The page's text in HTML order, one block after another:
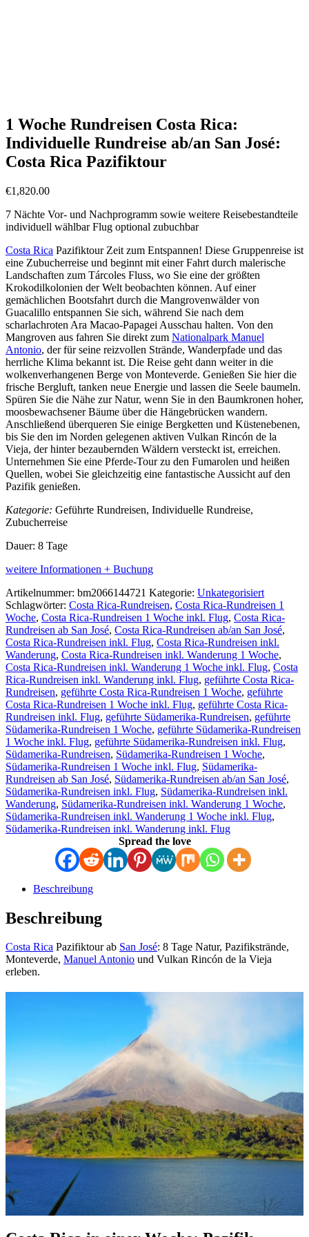
1 Woche Rundreisen Costa Rica:
Individuelle Rundreise ab/an San José:
Costa Rica Pazifiktour
€1,820.00
7 Nächte Vor- und Nachprogramm sowie weitere Reisebestandteile
individuell wählbar Flug optional zubuchbar
Costa Rica Pazifiktour Zeit zum Entspannen! Diese Gruppenreise ist
eine Zubucherreise und beginnt mit einer Fahrt durch malerische
Landschaften zum Tárcoles Fluss, wo Sie eine der größten
Krokodilkolonien der Welt beobachten können. Auf einer
gemächlichen Bootsfahrt durch die Mangrovenwälder von
Guacalillo entspannen Sie sich, während Sie nach dem
scharlachroten Ara Macao-Papagei Ausschau halten. Von den
Mangroven aus fahren Sie direkt zum Nationalpark Manuel
Antonio, der für seine reizvollen Strände, Wanderpfade und das
herrliche Klima bekannt ist. Die Reise geht dann weiter in die
wolkenverhangenen Berge von Monteverde. Genießen Sie hier die
frische Bergluft, tanken neue Energie und lassen die Seele baumeln.
Spüren Sie die Nähe zur Natur, wenn Sie in den Baumkronen hoher,
moosbewachsener Bäume über die Hängebrücken wandern.
Anschließend überqueren Sie einige Bergketten und Küstenebenen,
bis Sie den im Norden gelegenen aktiven Vulkan Rincón de la
Vieja, der hinter bezaubernden Wäldern versteckt ist, erreichen.
Unternehmen Sie eine Pferde-Tour zu den Fumarolen und heißen
Quellen, wobei Sie gleichzeitig eine fantastische Aussicht auf den
Pazifik genießen.
Kategorie: Geführte Rundreisen, Individuelle Rundreise,
Zubucherreise
Dauer: 8 Tage
weitere Informationen + Buchung
Artikelnummer: bm2066144721 Kategorie: Unkategorisiert
Schlagwörter: Costa Rica-Rundreisen, Costa Rica-Rundreisen 1
Woche, Costa Rica-Rundreisen 1 Woche inkl. Flug, Costa Rica-
Rundreisen ab San José, Costa Rica-Rundreisen ab/an San José,
Costa Rica-Rundreisen inkl. Flug, Costa Rica-Rundreisen inkl.
Wanderung, Costa Rica-Rundreisen inkl. Wanderung 1 Woche,
Costa Rica-Rundreisen inkl. Wanderung 1 Woche inkl. Flug, Costa
Rica-Rundreisen inkl. Wanderung inkl. Flug, geführte Costa Rica-
Rundreisen, geführte Costa Rica-Rundreisen 1 Woche, geführte
Costa Rica-Rundreisen 1 Woche inkl. Flug, geführte Costa Rica-
Rundreisen inkl. Flug, geführte Südamerika-Rundreisen, geführte
Südamerika-Rundreisen 1 Woche, geführte Südamerika-Rundreisen
1 Woche inkl. Flug, geführte Südamerika-Rundreisen inkl. Flug,
Südamerika-Rundreisen, Südamerika-Rundreisen 1 Woche,
Südamerika-Rundreisen 1 Woche inkl. Flug, Südamerika-
Rundreisen ab San José, Südamerika-Rundreisen ab/an San José,
Südamerika-Rundreisen inkl. Flug, Südamerika-Rundreisen inkl.
Wanderung, Südamerika-Rundreisen inkl. Wanderung 1 Woche,
Südamerika-Rundreisen inkl. Wanderung 1 Woche inkl. Flug,
Südamerika-Rundreisen inkl. Wanderung inkl. Flug
Spread the love
Beschreibung
Beschreibung
Costa Rica Pazifiktour ab San José: 8 Tage Natur, Pazifikstrände,
Monteverde, Manuel Antonio und Vulkan Rincón de la Vieja
erleben.